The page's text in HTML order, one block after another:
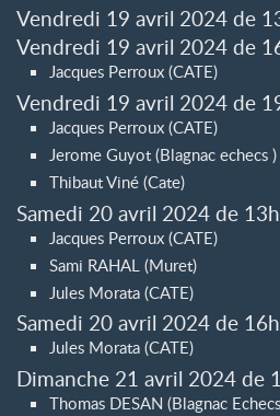
Vendredi 19 avril 2024 de
Vendredi 19 avril 2024 de
Jacques Perroux (CATE)
Vendredi 19 avril 2024 de
Jacques Perroux (CATE)
Jerome Guyot (Blagnac echecs )
Thibaut Viné (Cate)
Samedi 20 avril 2024 de
Jacques Perroux (CATE)
Sami RAHAL (Muret)
Jules Morata (CATE)
Samedi 20 avril 2024 de
Jules Morata (CATE)
Dimanche 21 avril 2024 de
Thomas DESAN (Blagnac